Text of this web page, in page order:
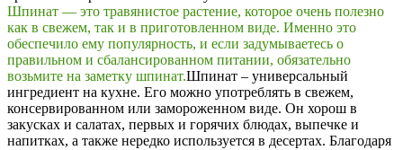
Шпинат — это травянистое растение, которое очень полезно
как в свежем, так и в приготовленном виде. Именно это
обеспечило ему популярность, и если задумываетесь о
правильном и сбалансированном питании, обязательно
возьмите на заметку шпинат.Шпинат – универсальный
ингредиент на кухне. Его можно употреблять в свежем,
консервированном или замороженном виде. Он хорош в
закусках и салатах, первых и горячих блюдах, выпечке и
напитках, а также нередко используется в десертах. Благодаря